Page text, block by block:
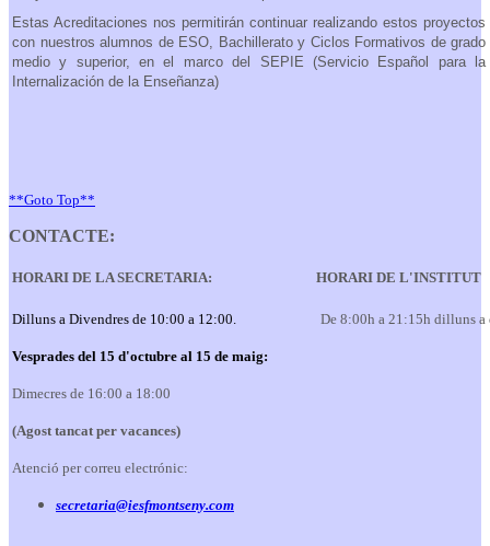
Estas Acreditaciones nos permitirán continuar realizando estos proyectos
con nuestros alumnos de ESO, Bachillerato y Ciclos Formativos de grado
medio y superior, en el marco del SEPIE (Servicio Español para la
Internalización de la Enseñanza)
**Goto Top**
CONTACTE:
HORARI DE LA SECRETARIA: HORARI DE L'INSTITUT
Dilluns a Divendres de 10:00 a 12:00.
Vesprades del 15 d'octubre al 15 de maig:
Dimecres de 16:00 a 18:00
(Agost tancat per vacances)
Atenció per correu electrónic:
secretaria@iesfmontseny.com
De 8:00h a 21:15h dilluns a